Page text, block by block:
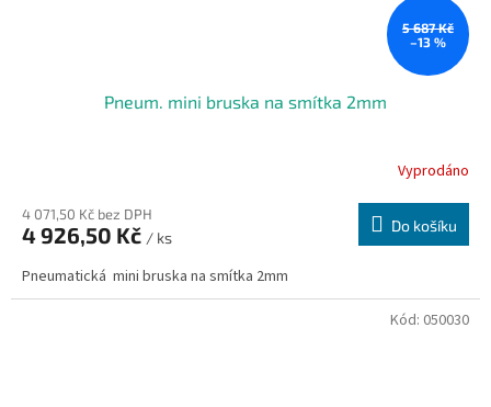
5 687 Kč
–13 %
Pneum. mini bruska na smítka 2mm
Vyprodáno
4 071,50 Kč bez DPH
4 926,50 Kč / ks
Do košíku
Pneumatická mini bruska na smítka 2mm
Kód: 050030